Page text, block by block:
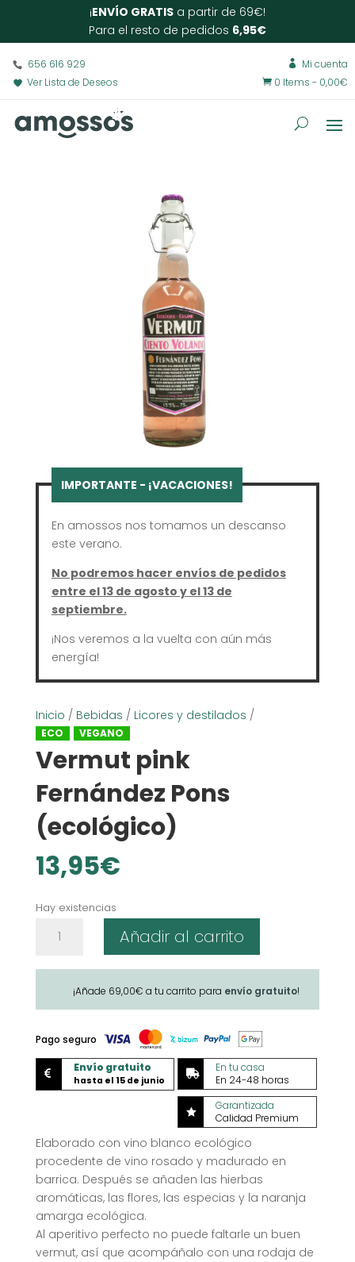
¡ENVÍO GRATIS a partir de 69€!
Para el resto de pedidos 6,95€
656 616 929
Ver Lista de Deseos
 Mi cuenta
 0 Items - 0,00€
En amossos nos tomamos un descanso
este verano.
No podremos hacer envíos de pedidos
entre el 13 de agosto y el 13 de
septiembre.
¡Nos veremos a la vuelta con aún más
energía!
Inicio / Bebidas / Licores y destilados /
ECO VEGANO
Vermut pink
Fernández Pons
(ecológico)
13,95€
Hay existencias
(ecológico)
Añadir al carrito
¡Añade 69,00€ a tu carrito para envío gratuito!
Pago seguro
 Envío gratuito
hasta el 15 de junio

En tu casa
En 24-48 horas

Garantizada
Calidad Premium
Elaborado con vino blanco ecológico
procedente de vino rosado y madurado en
barrica. Después se añaden las hierbas
aromáticas, las flores, las especias y la naranja
amarga ecológica.
Al aperitivo perfecto no puede faltarle un buen
vermut, así que acompáñalo con una rodaja de